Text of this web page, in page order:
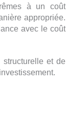
à un coût
appropriée.
avec le coût
et de